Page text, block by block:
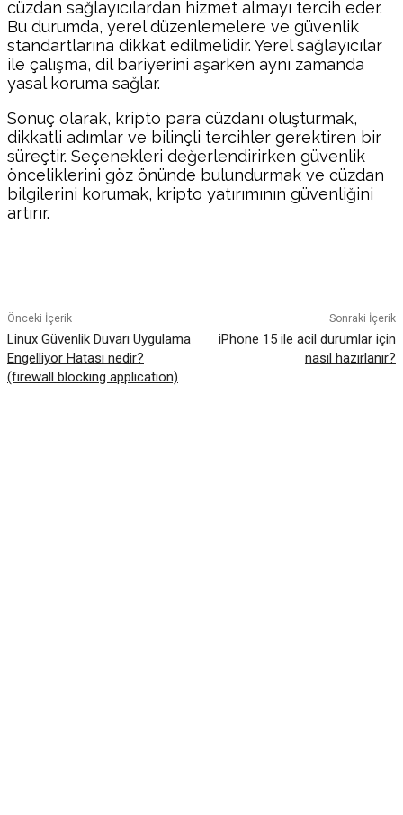
cüzdan sağlayıcılardan hizmet almayı tercih eder.
Bu durumda, yerel düzenlemelere ve güvenlik
standartlarına dikkat edilmelidir. Yerel sağlayıcılar
ile çalışma, dil bariyerini aşarken aynı zamanda
yasal koruma sağlar.
Sonuç olarak, kripto para cüzdanı oluşturmak,
dikkatli adımlar ve bilinçli tercihler gerektiren bir
süreçtir. Seçenekleri değerlendirirken güvenlik
önceliklerini göz önünde bulundurmak ve cüzdan
bilgilerini korumak, kripto yatırımının güvenliğini
artırır.
Önceki İçerik
Linux Güvenlik Duvarı Uygulama
Engelliyor Hatası nedir?
(firewall blocking application)
Sonraki İçerik
iPhone 15 ile acil durumlar için
nasıl hazırlanır?